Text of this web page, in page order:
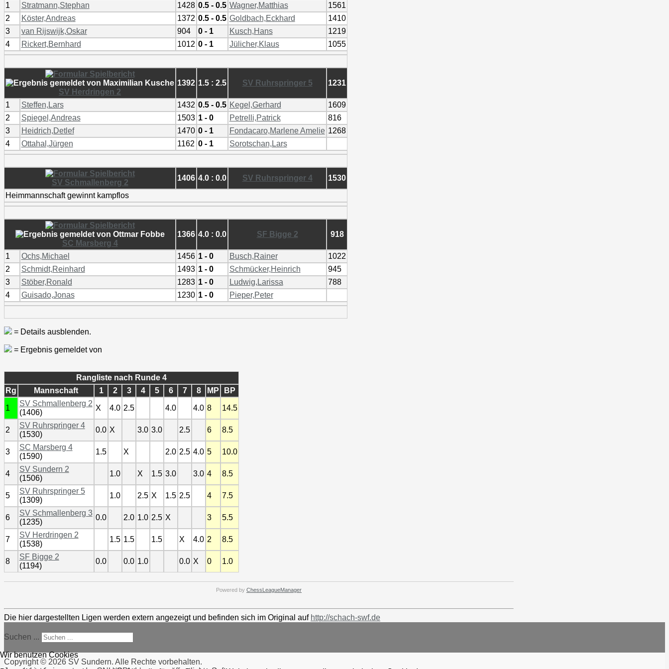
1 Stratmann,Stephan 1428 0.5 - 0.5 Wagner,Matthias
1561
2
Köster,Andreas 1372 0.5 - 0.5 Goldbach,Eckhard
1410
3
van Rijswijk,Oskar 904 0 - 1 Kusch,Hans
1219
4
Rickert,Bernhard 1012 0 - 1 Jülicher,Klaus 1055
SV Herdringen 2
1392 1.5 : 2.5 SV Ruhrspringer 5 1231
1 Steffen,Lars 1432 0.5 - 0.5 Kegel,Gerhard
1609
2
Spiegel,Andreas 1503 1 - 0 Petrelli,Patrick
816
3
Heidrich,Detlef 1470 0 - 1 Fondacaro,Marlene Amelie 1268
4
Ottahal,Jürgen 1162 0 - 1 Sorotschan,Lars
SV Schmallenberg 2
1406 4.0 : 0.0 SV Ruhrspringer 4 1530
Heimmannschaft gewinnt kampflos
SC Marsberg 4
1366 4.0 : 0.0 SF Bigge 2 918
1 Ochs,Michael 1456 1 - 0 Busch,Rainer
1022
2
Schmidt,Reinhard 1493 1 - 0 Schmücker,Heinrich
945
3
Stöber,Ronald 1283 1 - 0 Ludwig,Larissa
788
4
Guisado,Jonas 1230 1 - 0 Pieper,Peter
= Details ausblenden.
= Ergebnis gemeldet von
Rangliste nach Runde 4
Rg
Mannschaft 1 2 3 4 5 6 7 8 MP BP
1
SV Schmallenberg 2
(1406)
X 4.0 2.5 4.0 4.0 8 14.5
2
SV Ruhrspringer 4
(1530)
0.0 X 3.0 3.0 2.5 6 8.5
3
SC Marsberg 4
(1590)
1.5 X 2.0 2.5 4.0 5 10.0
4
SV Sundern 2
(1506)
1.0 X 1.5 3.0 3.0 4 8.5
5
SV Ruhrspringer 5
(1309)
1.0 2.5 X 1.5 2.5 4 7.5
6
SV Schmallenberg 3
(1235)
0.0 2.0 1.0 2.5 X 3 5.5
7
SV Herdringen 2
(1538)
1.5 1.5 1.5 X 4.0 2 8.5
8
SF Bigge 2
(1194)
0.0 0.0 1.0 0.0 X 0 1.0
Powered by ChessLeagueManager
Die hier dargestellten Ligen werden extern angezeigt und befinden sich im Original auf http://schach-swf.de
Suchen ...
Copyright © 2026 SV Sundern. Alle Rechte vorbehalten.
Wir benutzen Cookies